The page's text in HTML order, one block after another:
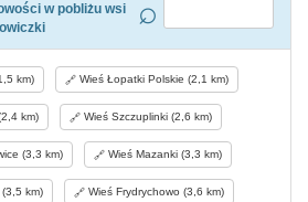
w pobliżu wsi
km) Wieś Łopatki Polskie (2,1 km)
km) Wieś Szczuplinki (2,6 km)
(3,3 km) Wieś Mazanki (3,3 km)
km) Wieś Frydrychowo (3,6 km)